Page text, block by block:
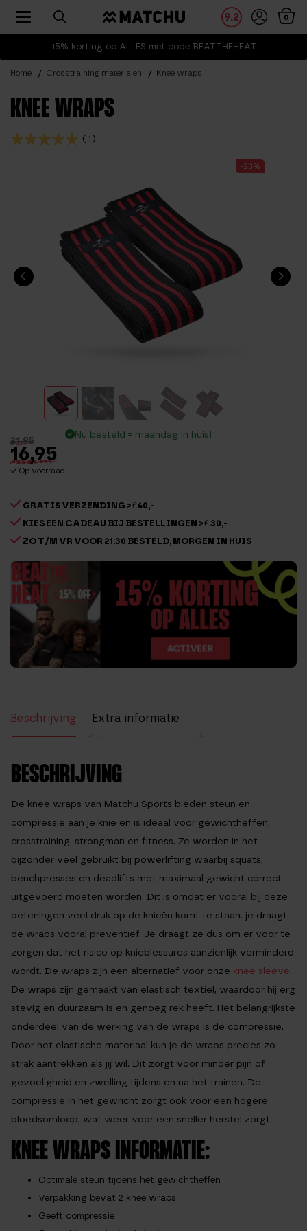
15% korting op ALLES met code BEATTHEHEAT
9.2 0
Toggle navigation
Home Crosstraining materialen Knee wraps
KNEE WRAPS
(1)
-23%
21,95
16,95
Op voorraad
Nu besteld = maandag in huis!
GRATIS VERZENDING > €40,-
KIES EEN CADEAU BIJ BESTELLINGEN > € 30,-
ZO T/M VR VOOR 21.30 BESTELD, MORGEN IN HUIS
Beschrijving
Extra informatie
BESCHRIJVING
De knee wraps van Matchu Sports bieden steun en
compressie aan je knie en is ideaal voor gewichtheffen,
crosstraining, strongman en fitness. Ze worden in het
bijzonder veel gebruikt bij powerlifting waarbij squats,
benchpresses en deadlifts met maximaal gewicht correct
uitgevoerd moeten worden. Dit is omdat er vooral bij deze
oefeningen veel druk op de knieën komt te staan. je draagt
de wraps vooral preventief. Je draagt ze dus om er voor te
zorgen dat het risico op knieblessures aanzienlijk verminderd
wordt. De wraps zijn een alternatief voor onze knee sleeve.
De wraps zijn gemaakt van elastisch textiel, waardoor hij erg
stevig en duurzaam is en genoeg rek heeft. Het belangrijkste
onderdeel van de werking van de wraps is de compressie.
Door het elastische materiaal kun je de wraps precies zo
strak aantrekken als jij wil. Dit zorgt voor minder pijn of
gevoeligheid en zwelling tijdens en na het trainen. De
compressie in het gewricht zorgt ook voor een hogere
bloedsomloop, wat weer voor een sneller herstel zorgt.
KNEE WRAPS INFORMATIE:
Optimale steun tijdens het gewichtheffen
Verpakking bevat 2 knee wraps
Geeft compressie